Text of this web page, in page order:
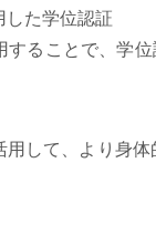
た学位認証
することで、学
して、より身